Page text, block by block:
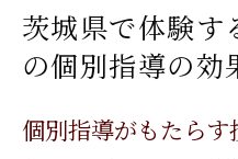
茨城県で体験す
の個別指導の効
個別指導がもたら